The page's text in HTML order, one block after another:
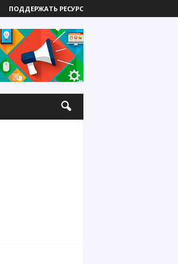
ПОДДЕРЖАТЬ РЕСУРС